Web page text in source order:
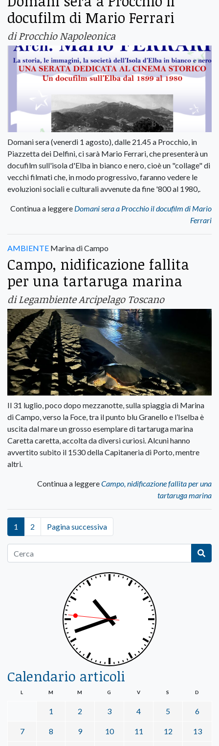
docufilm di Mario Ferrari
di Procchio Napoleonica
Domani sera (venerdi 1 agosto), dalle 21.45 a Procchio, in
Piazzetta dei Delfini, ci sarà Mario Ferrari, che presenterà un
docufilm sull'isola d'Elba in bianco e nero, cioè un "collage" di
vecchi filmati che, in modo progressivo, faranno vedere le
evoluzioni sociali e culturali avvenute da fine '800 al 1980,.
Continua a leggere Domani sera a Procchio il docufilm di Mario
Ferrari
AMBIENTE Marina di Campo
Campo, nidificazione fallita
per una tartaruga marina
di Legambiente Arcipelago Toscano
Il 31 luglio, poco dopo mezzanotte, sulla spiaggia di Marina
di Campo, verso la Foce, tra il punto blu Granello e l’Iselba è
uscita dal mare un grosso esemplare di tartaruga marina
Caretta caretta, accolta da diversi curiosi. Alcuni hanno
avvertito subito il 1530 della Capitaneria di Porto, mentre
altri.
Continua a leggereCampo, nidificazione fallita per una
tartaruga marina
1 2 Pagina successiva
Calendario articoli
L M M G V S D
1 2 3 4 5 6
7 8 9 10 11 12 13